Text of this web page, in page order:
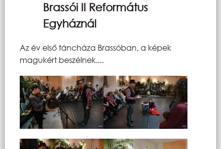
Brassói II Református
Egyháznál
Az év első táncháza Brassóban, a képek
magukért beszélnek....